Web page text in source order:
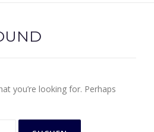
you’re looking for. Perhaps